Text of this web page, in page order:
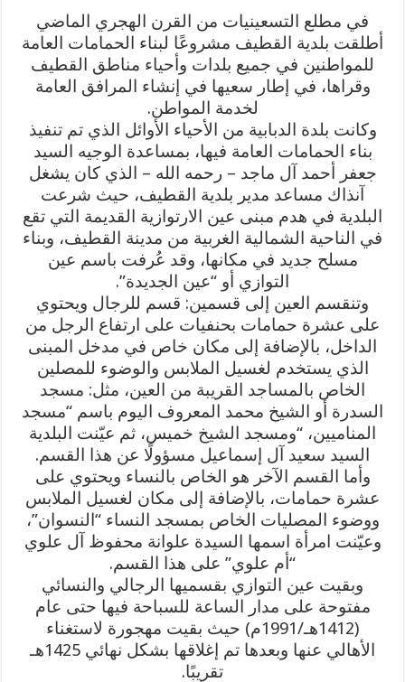
في مطلع التسعينيات من القرن الهجري الماضي
أطلقت بلدية القطيف مشروعًا لبناء الحمامات العامة
للمواطنين في جميع بلدات وأحياء مناطق القطيف
وقراها، في إطار سعيها في إنشاء المرافق العامة
لخدمة المواطن.
وكانت بلدة الدبابية من الأحياء الأوائل الذي تم تنفيذ
بناء الحمامات العامة فيها، بمساعدة الوجيه السيد
جعفر أحمد آل ماجد – رحمه الله – الذي كان يشغل
آنذاك مساعد مدير بلدية القطيف، حيث شرعت
البلدية في هدم مبنى عين الارتوازية القديمة التي تقع
في الناحية الشمالية الغربية من مدينة القطيف، وبناء
مسلح جديد في مكانها، وقد عُرفت باسم عين
التوازي أو “عين الجديدة”.
وتنقسم العين إلى قسمين: قسم للرجال ويحتوي
على عشرة حمامات بحنفيات على ارتفاع الرجل من
الداخل، بالإضافة إلى مكان خاص في مدخل المبنى
الذي يستخدم لغسيل الملابس والوضوء للمصلين
الخاص بالمساجد القريبة من العين، مثل: مسجد
السدرة أو الشيخ محمد المعروف اليوم باسم “مسجد
المناميين، “ومسجد الشيخ خميس، ثم عيّنت البلدية
السيد سعيد آل إسماعيل مسؤولًا عن هذا القسم.
وأما القسم الآخر هو الخاص بالنساء ويحتوي على
عشرة حمامات، بالإضافة إلى مكان لغسيل الملابس
ووضوء المصليات الخاص بمسجد النساء “النسوان”،
وعيّنت امرأة اسمها السيدة علوانة محفوظ آل علوي
“أم علوي” على هذا القسم.
وبقيت عين التوازي بقسميها الرجالي والنسائي
مفتوحة على مدار الساعة للسباحة فيها حتى عام
(1412هـ/1991م) حيث بقيت مهجورة لاستغناء
الأهالي عنها وبعدها تم إغلاقها بشكل نهائي 1425هـ
تقريبًا.